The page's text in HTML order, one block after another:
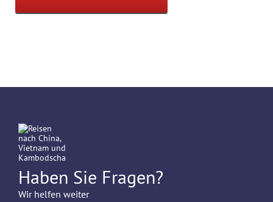
Haben Sie Fragen?
Wir helfen weiter